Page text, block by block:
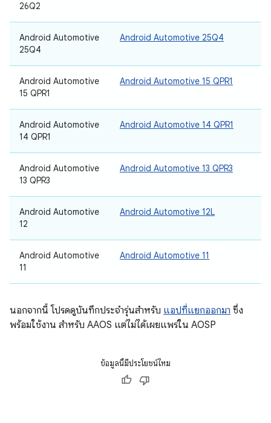
26Q2
Android Automotive
25Q4
Android Automotive 25Q4
Android Automotive
15 QPR1
Android Automotive 15 QPR1
Android Automotive
14 QPR1
Android Automotive 14 QPR1
Android Automotive
13 QPR3
Android Automotive 13 QPR3
Android Automotive
12
Android Automotive 12L
Android Automotive
11
Android Automotive 11
นอกจากนี้ โปรดดูบันทึกประจำรุ่นสำหรับ แอปที่แยกออกมา ซึ่ง
พร้อมใช้งาน สำหรับ AAOS แต่ไม่ได้เผยแพร่ใน AOSP
ข้อมูลนี้มีประโยชน์ไหม